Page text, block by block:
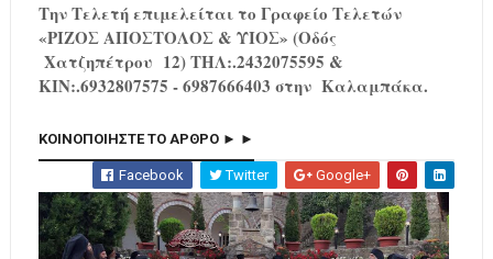
Την Τελετή επιμελείται το Γραφείο Τελετών
«ΡΙΖΟΣ ΑΠΟΣΤΟΛΟΣ & ΥΙΟΣ» (Οδός
Χατζηπέτρου 12) ΤΗΛ:.2432075595 &
ΚΙΝ:.6932807575 - 6987666403 στην Καλαμπάκα.
ΚΟΙΝΟΠΟΙΗΣΤΕ ΤΟ ΑΡΘΡΟ ► ►
Facebook Twitter Google+